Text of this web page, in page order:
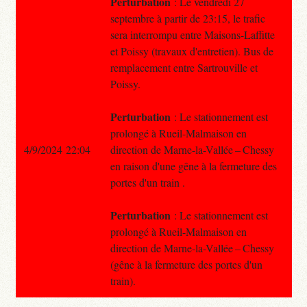
septembre à partir de 23:15, le trafic
sera interrompu entre Maisons-Laffitte
et Poissy (travaux d'entretien). Bus de
remplacement entre Sartrouville et
Poissy.
Perturbation : Le stationnement est
prolongé à Rueil-Malmaison en
direction de Marne-la-Vallée – Chessy
en raison d'une gêne à la fermeture des
portes d'un train .
Perturbation : Le stationnement est
prolongé à Rueil-Malmaison en
direction de Marne-la-Vallée – Chessy
(gêne à la fermeture des portes d'un
train).
4/9/2024 22:04